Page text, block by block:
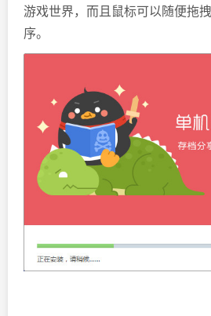
游戏世界，而且鼠标可以随便拖
序。